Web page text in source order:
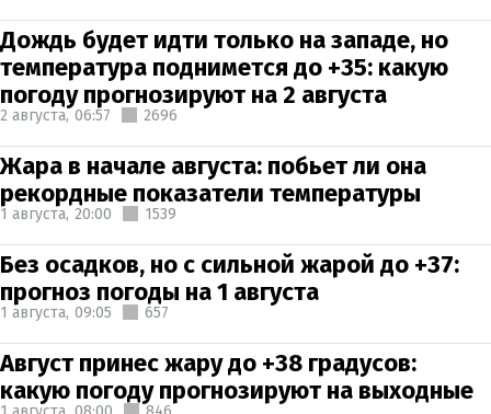
Дождь будет идти только на западе, но
температура поднимется до +35: какую
погоду прогнозируют на 2 августа
2 августа, 06:57 2696
Жара в начале августа: побьет ли она
рекордные показатели температуры
1 августа, 20:00 1539
Без осадков, но с сильной жарой до +37:
прогноз погоды на 1 августа
1 августа, 09:05 657
Август принес жару до +38 градусов:
какую погоду прогнозируют на выходные